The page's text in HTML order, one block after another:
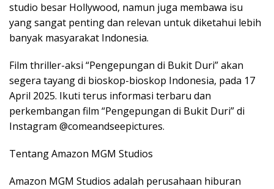
studio besar Hollywood, namun juga membawa isu
yang sangat penting dan relevan untuk diketahui lebih
banyak masyarakat Indonesia.
Film thriller-aksi “Pengepungan di Bukit Duri” akan
segera tayang di bioskop-bioskop Indonesia, pada 17
April 2025. Ikuti terus informasi terbaru dan
perkembangan film “Pengepungan di Bukit Duri” di
Instagram @comeandseepictures.
Tentang Amazon MGM Studios
Amazon MGM Studios adalah perusahaan hiburan